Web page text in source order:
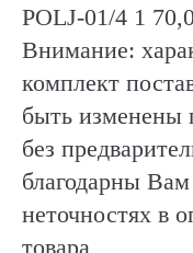
POLJ-01/4 1
Внимание:
комплект
быть изменены
без
благодарны
неточностях в
товара